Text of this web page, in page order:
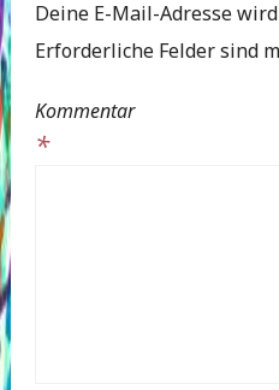
Deine E-Mail-Adresse
Erforderliche Felder sind
Kommentar
*